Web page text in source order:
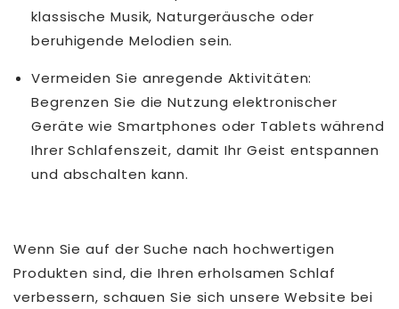
klassische Musik, Naturgeräusche oder
beruhigende Melodien sein.
Vermeiden Sie anregende Aktivitäten:
Begrenzen Sie die Nutzung elektronischer
Geräte wie Smartphones oder Tablets während
Ihrer Schlafenszeit, damit Ihr Geist entspannen
und abschalten kann.
Wenn Sie auf der Suche nach hochwertigen
Produkten sind, die Ihren erholsamen Schlaf
verbessern, schauen Sie sich unsere Website bei